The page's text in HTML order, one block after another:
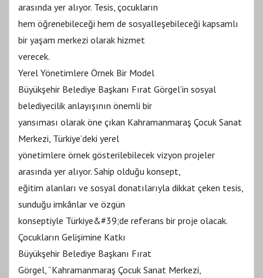
arasında yer alıyor. Tesis, çocukların
hem öğrenebileceği hem de sosyalleşebileceği kapsamlı
bir yaşam merkezi olarak hizmet
verecek.
Yerel Yönetimlere Örnek Bir Model
Büyükşehir Belediye Başkanı Fırat Görgel’in sosyal
belediyecilik anlayışının önemli bir
yansıması olarak öne çıkan Kahramanmaraş Çocuk Sanat
Merkezi, Türkiye’deki yerel
yönetimlere örnek gösterilebilecek vizyon projeler
arasında yer alıyor. Sahip olduğu konsept,
eğitim alanları ve sosyal donatılarıyla dikkat çeken tesis,
sunduğu imkânlar ve özgün
konseptiyle Türkiye&#39;de referans bir proje olacak.
Çocukların Gelişimine Katkı
Büyükşehir Belediye Başkanı Fırat
Görgel, “Kahramanmaraş Çocuk Sanat Merkezi,